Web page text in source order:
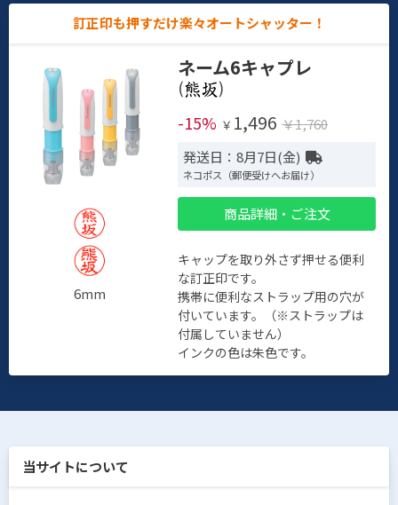
訂正印も押すだけ楽々オートシャッター！
6mm
ネーム6キャプレ
(
)
-15% ￥ 1,496 ￥1,760
発送日：8月7日(金)
ネコポス（郵便受けへお届け）
商品詳細・ご注文
キャップを取り外さず押せる便利
な訂正印です。
携帯に便利なストラップ用の穴が
付いています。（※ストラップは
付属していません）
インクの色は朱色です。
当サイトについて